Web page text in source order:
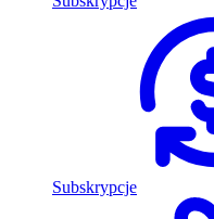
Subskrypcje